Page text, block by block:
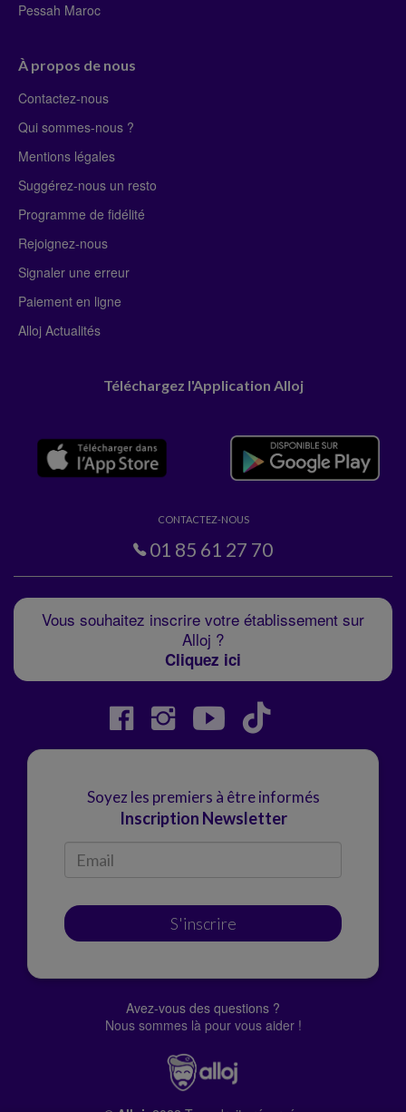
Pessah Maroc
À propos de nous
Contactez-nous
Qui sommes-nous ?
Mentions légales
Suggérez-nous un resto
Programme de fidélité
Rejoignez-nous
Signaler une erreur
Paiement en ligne
Alloj Actualités
Téléchargez l'Application Alloj
CONTACTEZ-NOUS
01 85 61 27 70
Vous souhaitez inscrire votre établissement sur
Alloj ?
Cliquez ici
Soyez les premiers à être informés
Inscription Newsletter
S'inscrire
Avez-vous des questions ?
Nous sommes là pour vous aider !